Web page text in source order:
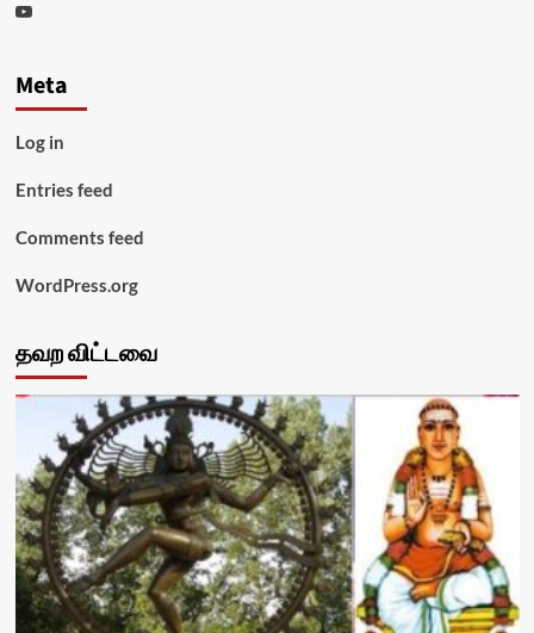
Youtube
Meta
Log in
Entries feed
Comments feed
WordPress.org
தவற விட்டவை